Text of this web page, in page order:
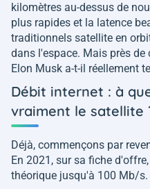
kilomètres au-dessus de
plus rapides et la latence
traditionnels satellite en
dans l'espace. Mais près de
Elon Musk a-t-il réellement
Débit internet : à
vraiment le satellite
Déjà, commençons par
En 2021, sur sa fiche
théorique jusqu'à 100 Mb/s.